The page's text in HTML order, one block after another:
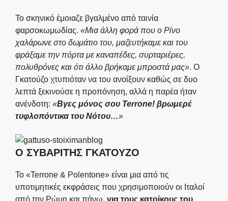
Το σκηνικό έμοιαζε βγαλμένο από ταινία
φαρσοκωμωδίας. «Μια άλλη φορά που ο Ρίνο
χαλάρωνε στο δωμάτιο του, μαζευτήκαμε και του
φράξαμε την πόρτα με καναπέδες, συρταριέρες,
πολυθρόνες και ότι άλλο βρήκαμε μπροστά μας». Ο
Γκατούζο χτυπιόταν να του ανοίξουν καθώς σε δυο
λεπτά ξεκινούσε η προπόνηση, αλλά η παρέα ήταν
ανένδοτη: «Βγες μόνος σου Terrone! βρωμερέ
τυφλοπόντικα του Νότου…»
Ο ΣΥΒΑΡΙΤΗΣ ΓΚΑΤΟΥΖΟ
Το «Terrone & Polentone» είναι μια από τις
υποτιμητικές εκφράσεις που χρησιμοποιούν οι Ιταλοί
από την Ρώμη και πάνω, για τους κατοίκους του